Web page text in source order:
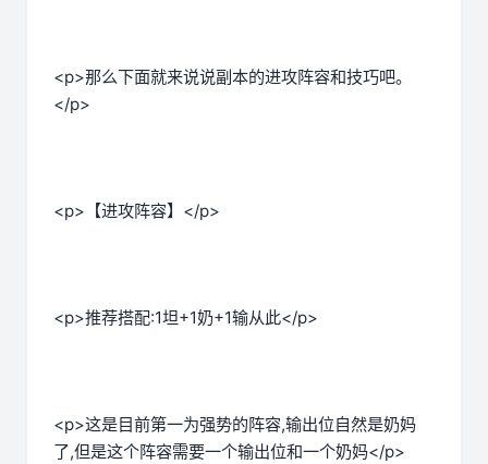
<p>那么下面就来说说副本的进攻阵容和技巧吧。
</p>
<p>【进攻阵容】</p>
<p>推荐搭配:1坦+1奶+1输从此</p>
<p>这是目前第一为强势的阵容,输出位自然是奶妈
了,但是这个阵容需要一个输出位和一个奶妈</p>